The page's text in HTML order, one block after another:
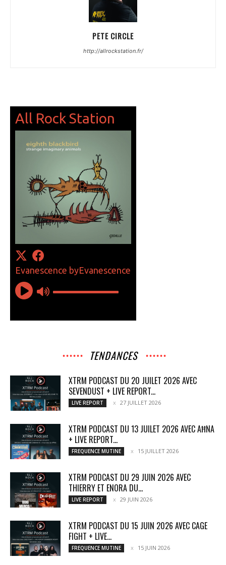
PETE CIRCLE
http://allrockstation.fr/
TENDANCES
XTRM PODCAST DU 20 JUILET 2026 AVEC
SEVENDUST + LIVE REPORT...
LIVE REPORT 27 JUILLET 2026
XTRM PODCAST DU 13 JUILET 2026 AVEC AĦNA
+ LIVE REPORT...
FREQUENCE MUTINE 15 JUILLET 2026
XTRM PODCAST DU 29 JUIN 2026 AVEC
THIERRY ET ENORA DU...
LIVE REPORT 29 JUIN 2026
XTRM PODCAST DU 15 JUIN 2026 AVEC CAGE
FIGHT + LIVE...
FREQUENCE MUTINE 15 JUIN 2026